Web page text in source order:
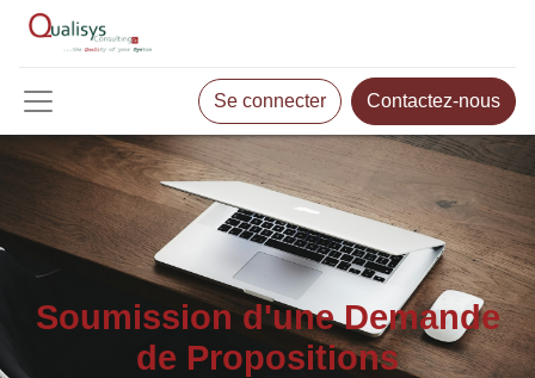
Se connecter Contactez-nous
Soumission d'une Demande
de Propositions